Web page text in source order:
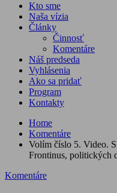
Kto sme
Naša vízia
Články
Činnosť
Komentáre
Náš predseda
Vyhlásenia
Ako sa pridať
Program
Kontakty
Home
Komentáre
Volím číslo 5. Video.
Frontinus, politických
Komentáre